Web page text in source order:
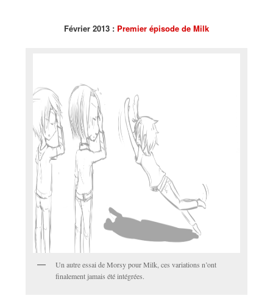
Février 2013 : Premier épisode de Milk
Un autre essai de Morsy pour Milk, ces variations n’ont
finalement jamais été intégrées.